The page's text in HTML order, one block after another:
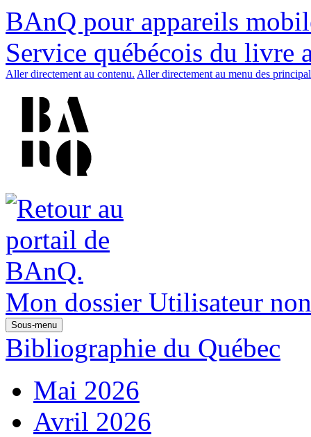
BAnQ pour appareils
Service québécois du livre
Aller directement au contenu. Aller directement au menu des
Mon dossier Utilisateur
Sous-menu
Bibliographie du Québec
Mai 2026
Avril 2026